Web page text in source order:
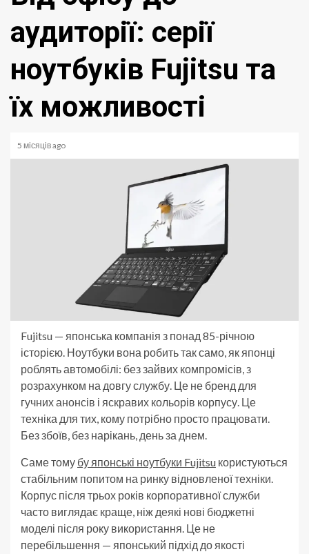
аудиторії: серії
ноутбуків Fujitsu та
їх можливості
5 місяців ago
Fujitsu — японська компанія з понад 85-річною
історією. Ноутбуки вона робить так само, як японці
роблять автомобілі: без зайвих компромісів, з
розрахунком на довгу службу. Це не бренд для
гучних анонсів і яскравих кольорів корпусу. Це
техніка для тих, кому потрібно просто працювати.
Без збоїв, без нарікань, день за днем.
Саме тому бу японські ноутбуки Fujitsu користуються
стабільним попитом на ринку відновленої техніки.
Корпус після трьох років корпоративної служби
часто виглядає краще, ніж деякі нові бюджетні
моделі після року використання. Це не
перебільшення — японський підхід до якості